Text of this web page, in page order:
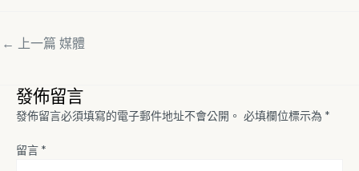
← 上一篇 媒體
發佈留言
發佈留言必須填寫的電子郵件地址不會公開。 必填欄位標示為 *
留言 *